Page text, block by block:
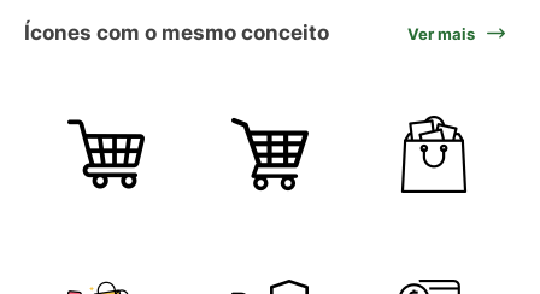
Ícones com o mesmo conceito Ver mais